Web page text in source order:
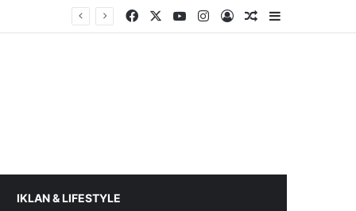
FacebookYouTubeInstagram
Log InRandom Article
Sidebar
IKLAN & LIFESTYLE